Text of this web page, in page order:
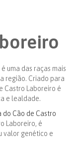
uma das raças mais
região. Criado para
Castro Laboreiro é
e lealdade.
do Cão de Castro
Laboreiro, é
valor genético e